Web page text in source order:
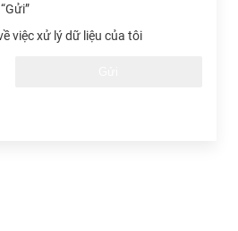
việc xử lý dữ liệu của tôi